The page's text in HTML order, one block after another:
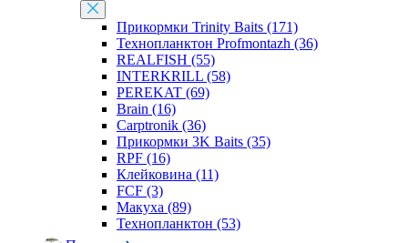
Прикормки Trinity Baits (171)
Технопланктон Profmontazh (36)
REALFISH (55)
INTERKRILL (58)
PEREKAT (69)
Brain (16)
Carptronik (36)
Прикормки 3K Baits (35)
RPF (16)
Клейковина (11)
FCF (3)
Макуха (89)
Технопланктон (53)